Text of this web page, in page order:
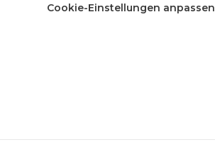
Cookie-Einstellungen anpassen